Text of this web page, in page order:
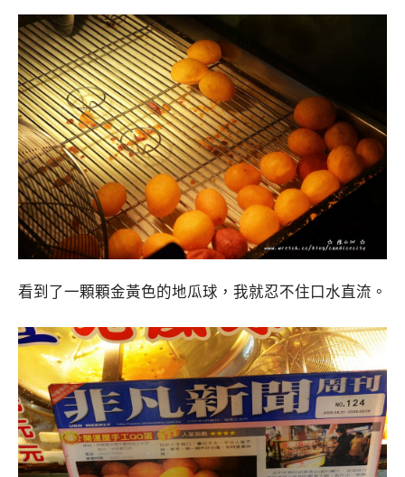
看到了一顆顆金黃色的地瓜球，我就忍不住口水直流。